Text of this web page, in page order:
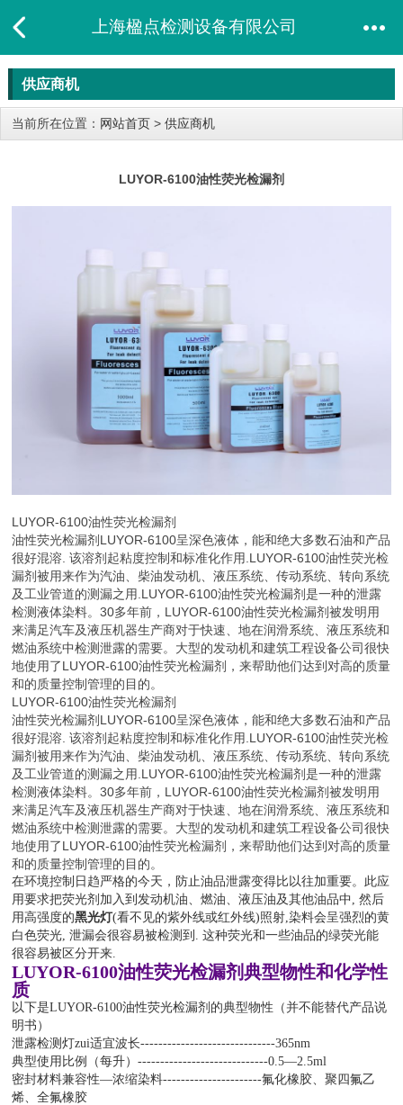
上海楹点检测设备有限公司
供应商机
当前所在位置： 网站首页 > 供应商机
LUYOR-6100油性荧光检漏剂
LUYOR-6100油性荧光检漏剂
油性荧光检漏剂LUYOR-6100呈深色液体，能和绝大多数石油和产品
很好混溶. 该溶剂起粘度控制和标准化作用.LUYOR-6100油性荧光检
漏剂被用来作为汽油、柴油发动机、液压系统、传动系统、转向系统
及工业管道的测漏之用.LUYOR-6100油性荧光检漏剂是一种的泄露
检测液体染料。30多年前，LUYOR-6100油性荧光检漏剂被发明用
来满足汽车及液压机器生产商对于快速、地在润滑系统、液压系统和
燃油系统中检测泄露的需要。大型的发动机和建筑工程设备公司很快
地使用了LUYOR-6100油性荧光检漏剂，来帮助他们达到对高的质量
和的质量控制管理的目的。
LUYOR-6100油性荧光检漏剂
油性荧光检漏剂LUYOR-6100呈深色液体，能和绝大多数石油和产品
很好混溶. 该溶剂起粘度控制和标准化作用.LUYOR-6100油性荧光检
漏剂被用来作为汽油、柴油发动机、液压系统、传动系统、转向系统
及工业管道的测漏之用.LUYOR-6100油性荧光检漏剂是一种的泄露
检测液体染料。30多年前，LUYOR-6100油性荧光检漏剂被发明用
来满足汽车及液压机器生产商对于快速、地在润滑系统、液压系统和
燃油系统中检测泄露的需要。大型的发动机和建筑工程设备公司很快
地使用了LUYOR-6100油性荧光检漏剂，来帮助他们达到对高的质量
和的质量控制管理的目的。
在环境控制日趋严格的今天，防止油品泄露变得比以往加重要。此应
用要求把荧光剂加入到发动机油、燃油、液压油及其他油品中, 然后
用高强度的黑光灯(看不见的紫外线或红外线)照射,染料会呈强烈的黄
白色荧光, 泄漏会很容易被检测到. 这种荧光和一些油品的绿荧光能
很容易被区分开来.
LUYOR-6100油性荧光检漏剂典型物性和化学性
质
以下是LUYOR-6100油性荧光检漏剂的典型物性（并不能替代产品说
明书）
泄露检测灯zui适宜波长------------------------------365nm
典型使用比例（每升）-----------------------------0.5—2.5ml
密封材料兼容性—浓缩染料----------------------氟化橡胶、聚四氟乙
烯、全氟橡胶